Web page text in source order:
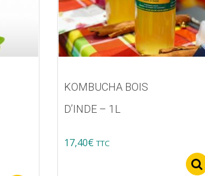
KOMBUCHA BOIS
D’INDE – 1L
17,40€ TTC